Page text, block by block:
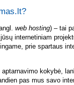
web hosting) – tai
internetiniam
prie spartaus
kokybė,
pas mus savo